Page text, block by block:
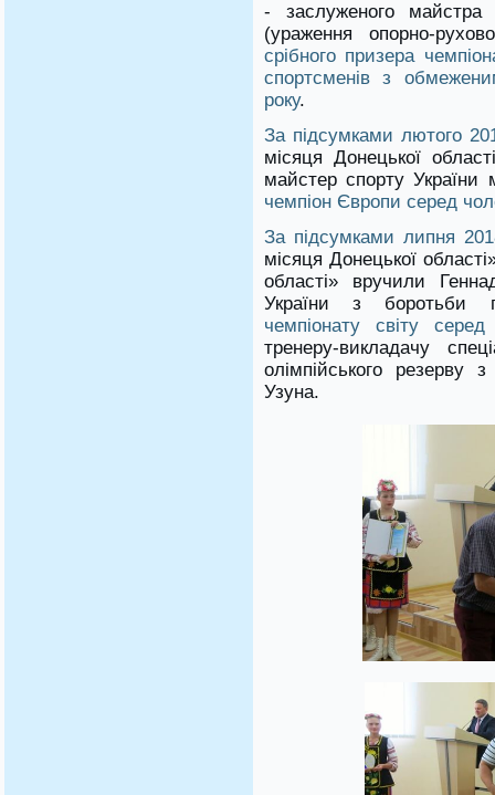
- заслуженого майстра
(ураження опорно-
срібного призера
спортсменів з
року.
За підсумками лютого
місяця Донецької
майстер спорту України
чемпіон Європи серед
За підсумками липня
місяця Донецької
області» вручили
України з боротьби
чемпіонату світу серед
тренеру-викладачу
олімпійського резерву
Узуна.